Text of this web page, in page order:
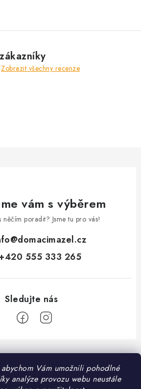
Vám umožnili pohodlné
analýze provozu webu neustále
Zobrazit všechny recenze
vám s výběrem
něčím poradit? Jsme tu pro vás!
@domacimazel.cz
555 333 265